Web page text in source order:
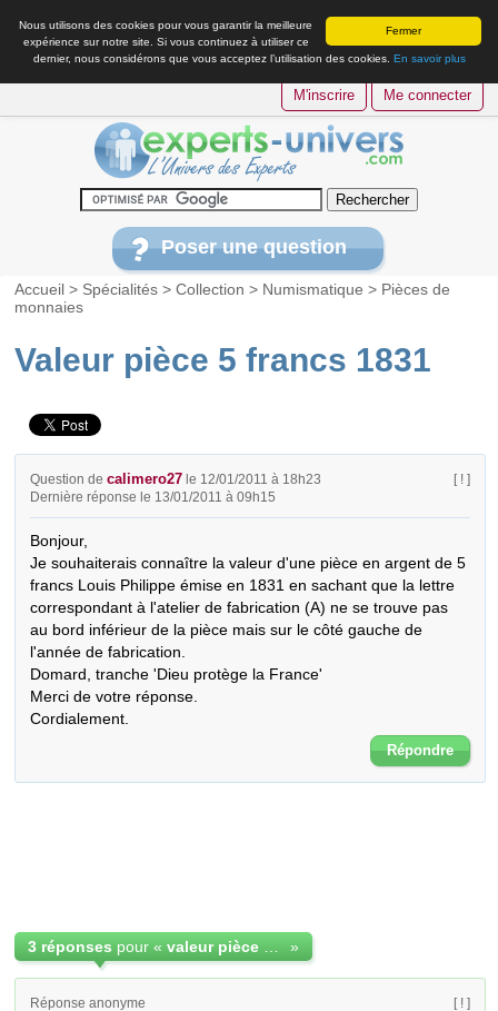
Fermer
Nous utilisons des cookies pour vous garantir la meilleure
expérience sur notre site. Si vous continuez à utiliser ce
dernier, nous considérons que vous acceptez l’utilisation des cookies. En savoir plus
M'inscrire Me connecter
Poser une question
Accueil > Spécialités >Collection > Numismatique > Pièces de
monnaies
Valeur pièce 5 francs 1831
Question decalimero27 le 12/01/2011 à 18h23
Dernière réponse le 13/01/2011 à 09h15
[ ! ]
Bonjour,
Je souhaiterais connaître la valeur d'une pièce en argent de 5
francs Louis Philippe émise en 1831 en sachant que la lettre
correspondant à l'atelier de fabrication (A) ne se trouve pas
au bord inférieur de la pièce mais sur le côté gauche de
l'année de fabrication.
Domard, tranche 'Dieu protège la France'
Merci de votre réponse.
Cordialement.
Répondre
3 réponses pour « »
Réponse anonyme
[ ! ]